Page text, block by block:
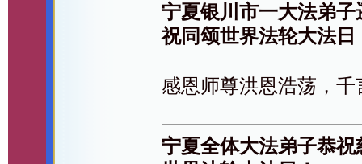
宁夏银川市一大法弟
祝同颂世界法轮大法日
感恩师尊洪恩浩荡，
宁夏全体大法弟子恭